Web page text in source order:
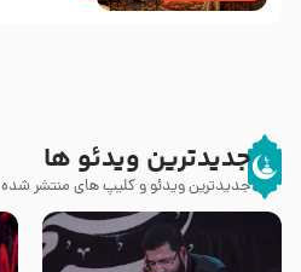
جدیدترین ویدئو ها
جدیدترین ویدئو و کلیپ های منتشر شده